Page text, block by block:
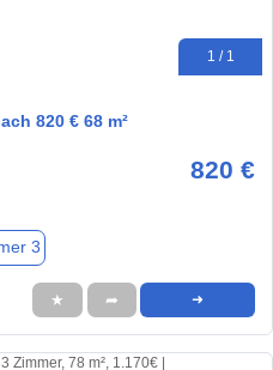
1 / 1
820 € 68 m²
820 €
3
★ ➦ ➜